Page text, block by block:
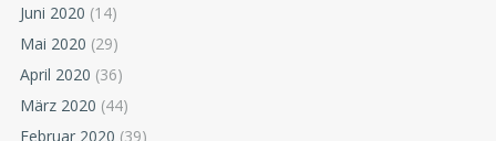
Juni 2020 (14)
Mai 2020 (29)
April 2020 (36)
März 2020 (44)
Februar 2020 (39)